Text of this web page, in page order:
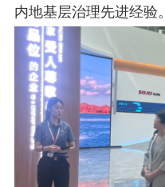
内地基层治理先进经验。